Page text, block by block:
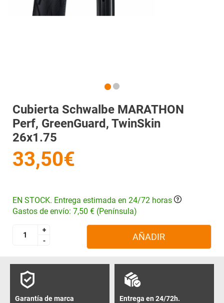
Cubierta Schwalbe MARATHON
Perf, GreenGuard, TwinSkin
26x1.75
33,50€
EN STOCK. Entrega estimada en 24/72 horas
Gastos de envío: 7,50 € (Península)
+
-
+
-
AÑADIR
Garantía de marca
Entrega en 24/72h.